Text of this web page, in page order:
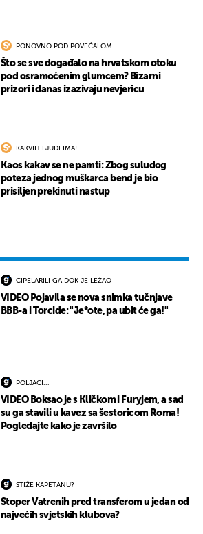
PONOVNO POD POVEĆALOM
Što se sve događalo na hrvatskom otoku
pod osramoćenim glumcem? Bizarni
prizori i danas izazivaju nevjericu
KAKVIH LJUDI IMA!
Kaos kakav se ne pamti: Zbog suludog
poteza jednog muškarca bend je bio
prisiljen prekinuti nastup
CIPELARILI GA DOK JE LEŽAO
VIDEO Pojavila se nova snimka tučnjave
BBB-a i Torcide: "Je*ote, pa ubit će ga!"
POLJACI...
VIDEO Boksao je s Kličkom i Furyjem, a sad
su ga stavili u kavez sa šestoricom Roma!
Pogledajte kako je završilo
STIŽE KAPETANU?
Stoper Vatrenih pred transferom u jedan od
najvećih svjetskih klubova?